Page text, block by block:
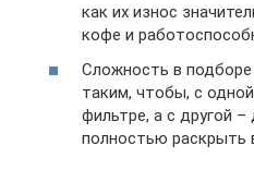
как их износ
кофе и
Сложность в
таким, чтобы, с
фильтре, а с другой
полностью раскрыть